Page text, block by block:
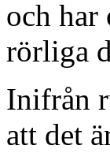
och har
rörliga
Inifrån
att det